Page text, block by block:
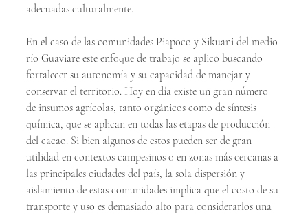
adecuadas culturalmente.
En el caso de las comunidades Piapoco y Sikuani del medio
río Guaviare este enfoque de trabajo se aplicó buscando
fortalecer su autonomía y su capacidad de manejar y
conservar el territorio. Hoy en día existe un gran número
de insumos agrícolas, tanto orgánicos como de síntesis
química, que se aplican en todas las etapas de producción
del cacao. Si bien algunos de estos pueden ser de gran
utilidad en contextos campesinos o en zonas más cercanas a
las principales ciudades del país, la sola dispersión y
aislamiento de estas comunidades implica que el costo de su
transporte y uso es demasiado alto para considerarlos una